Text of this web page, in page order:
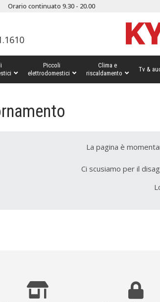
Orario continuato 9.30 - 20.00
Piccoli
elettrodomestici
Clima e
riscaldamento
Tv &
La pagina è
Ci scusiamo per il